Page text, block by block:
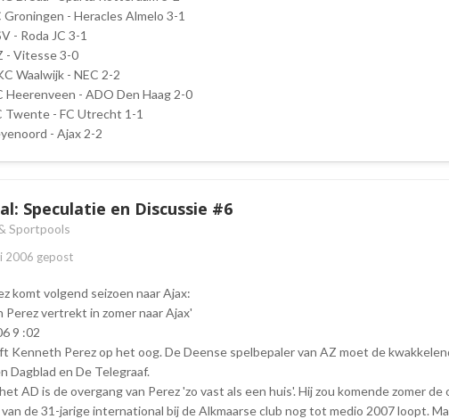
Groningen - Heracles Almelo 3-1
- Roda JC 3-1
- Vitesse 3-0
Waalwijk - NEC 2-2
Heerenveen - ADO Den Haag 2-0
Twente - FC Utrecht 1-1
- Ajax 2-2
Speculatie en Discussie #6
Sportpools
2006 gepost
komt volgend seizoen naar Ajax:
Perez vertrekt in zomer naar Ajax'
9 :02
Kenneth Perez op het oog. De Deense spelbepaler van AZ moet de
Dagblad en De Telegraaf.
AD is de overgang van Perez 'zo vast als een huis'. Hij zou komende zomer
de 31-jarige international bij de Alkmaarse club nog tot medio 2007 loopt.